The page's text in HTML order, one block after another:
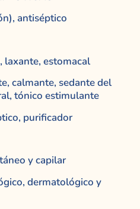
antiséptico
laxante, estomacal
calmante, sedante del
tónico estimulante
purificador
y capilar
dermatológico y